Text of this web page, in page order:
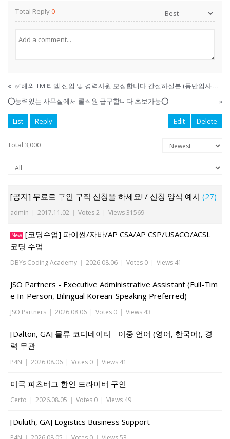
Total Reply0
«
✅해외 TM 티엠 신입 및 경력사원 모집합니다 간절하실분 (동반입사 가능)
⭕️능력있는 사무실에서 콜직원 급구합니다 초보가능⭕️
»
List Reply Edit Delete
Total 3,000
[공지] 무료로 구인 구직 신청을 하세요! / 신청 양식 예시 (27)
admin | 2017.11.02 | Votes 2 | Views 31569
New [코딩수업] 파이썬/자바/AP CSA/AP CSP/USACO/ACSL
코딩 수업
DBYs Coding Academy | 2026.08.06 | Votes 0 | Views 41
JSO Partners - Executive Administrative Assistant (Full-Tim
e In-Person, Bilingual Korean-Speaking Preferred)
JSO Partners | 2026.08.06 | Votes 0 | Views 43
[Dalton, GA] 물류 코디네이터 - 이중 언어 (영어, 한국어), 경
력 무관
P4N | 2026.08.06 | Votes 0 | Views 41
미국 피츠버그 한인 드라이버 구인
Certo | 2026.08.05 | Votes 0 | Views 49
[Duluth, GA] Logistics Business Support